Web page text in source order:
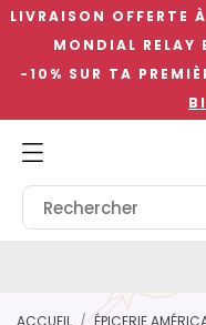
LIVRAISON OFFERTE
MONDIAL RELAY
-10% SUR TA
ACCUEIL ÉPICERIE